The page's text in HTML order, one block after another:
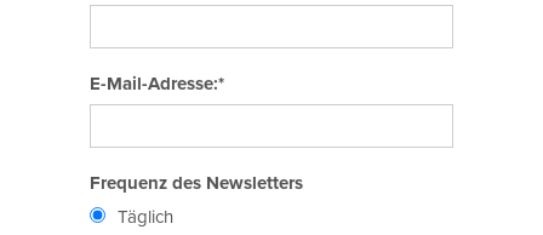
E-Mail-Adresse:*
Frequenz des Newsletters
Täglich